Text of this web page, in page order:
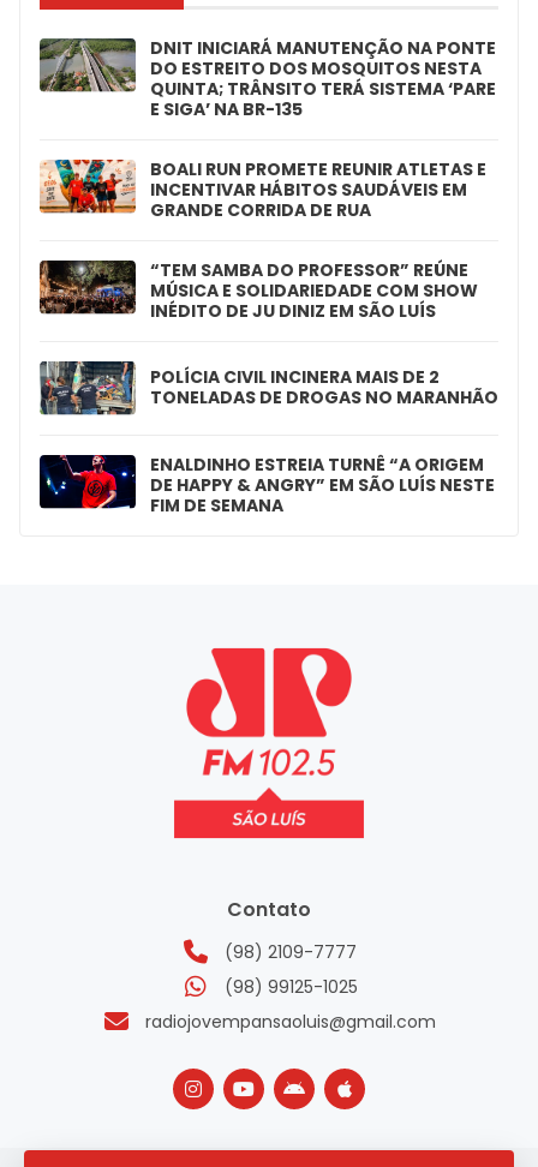
DNIT INICIARÁ MANUTENÇÃO NA PONTE
DO ESTREITO DOS MOSQUITOS NESTA
QUINTA; TRÂNSITO TERÁ SISTEMA ‘PARE
E SIGA’ NA BR-135
BOALI RUN PROMETE REUNIR ATLETAS E
INCENTIVAR HÁBITOS SAUDÁVEIS EM
GRANDE CORRIDA DE RUA
“TEM SAMBA DO PROFESSOR” REÚNE
MÚSICA E SOLIDARIEDADE COM SHOW
INÉDITO DE JU DINIZ EM SÃO LUÍS
POLÍCIA CIVIL INCINERA MAIS DE 2
TONELADAS DE DROGAS NO MARANHÃO
ENALDINHO ESTREIA TURNÊ “A ORIGEM
DE HAPPY & ANGRY” EM SÃO LUÍS NESTE
FIM DE SEMANA
Contato
(98) 2109-7777
(98) 99125-1025
radiojovempansaoluis@gmail.com